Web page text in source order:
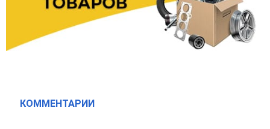
КОММЕНТАРИИ